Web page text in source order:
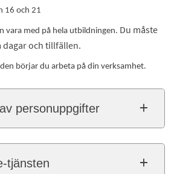
16 och 21
vara med på hela utbildningen. Du måste
dagar och tillfällen.
börjar du arbeta på din verksamhet.
personuppgifter
tjänsten